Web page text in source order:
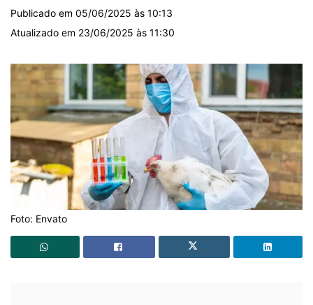
Publicado em 05/06/2025 às 10:13
Atualizado em 23/06/2025 às 11:30
Foto: Envato